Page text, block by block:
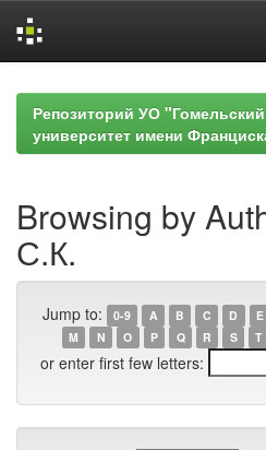
navigationРепозиторий УО
университет имени
Browsing by
С.К.
Jump to: 0-9 A B C D E
M
N O P Q R S T
or enter first few letters: